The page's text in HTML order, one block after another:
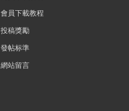
會員下載教程
投稿獎勵
發帖标準
網站留言